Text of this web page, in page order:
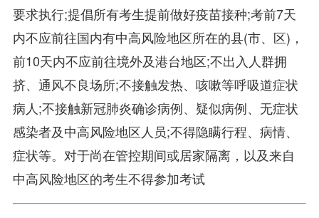
要求执行;提倡所有考生提前做好疫苗接种;考前7天
内不应前往国内有中高风险地区所在的县(市、区)，
前10天内不应前往境外及港台地区;不出入人群拥
挤、通风不良场所;不接触发热、咳嗽等呼吸道症状
病人;不接触新冠肺炎确诊病例、疑似病例、无症状
感染者及中高风险地区人员;不得隐瞒行程、病情、
症状等。对于尚在管控期间或居家隔离，以及来自
中高风险地区的考生不得参加考试